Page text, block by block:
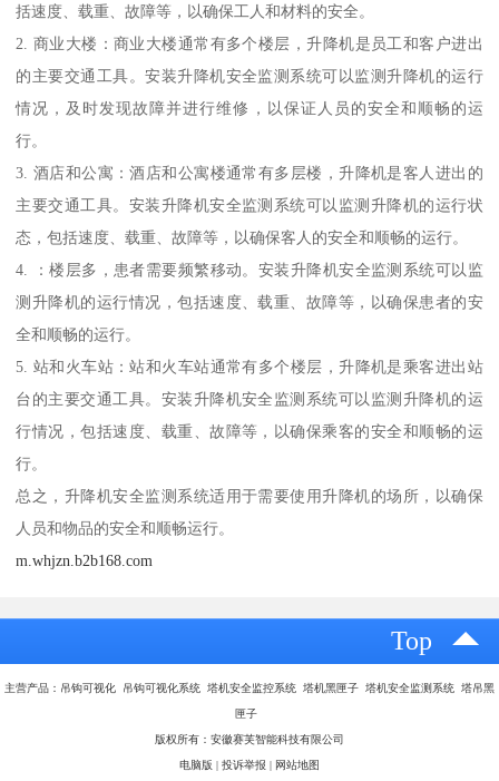
括速度、载重、故障等，以确保工人和材料的安全。
2. 商业大楼：商业大楼通常有多个楼层，升降机是员工和客户进出
的主要交通工具。安装升降机安全监测系统可以监测升降机的运行
情况，及时发现故障并进行维修，以保证人员的安全和顺畅的运
行。
3. 酒店和公寓：酒店和公寓楼通常有多层楼，升降机是客人进出的
主要交通工具。安装升降机安全监测系统可以监测升降机的运行状
态，包括速度、载重、故障等，以确保客人的安全和顺畅的运行。
4. ：楼层多，患者需要频繁移动。安装升降机安全监测系统可以监
测升降机的运行情况，包括速度、载重、故障等，以确保患者的安
全和顺畅的运行。
5. 站和火车站：站和火车站通常有多个楼层，升降机是乘客进出站
台的主要交通工具。安装升降机安全监测系统可以监测升降机的运
行情况，包括速度、载重、故障等，以确保乘客的安全和顺畅的运
行。
总之，升降机安全监测系统适用于需要使用升降机的场所，以确保
人员和物品的安全和顺畅运行。
m.whjzn.b2b168.com
Top
主营产品：吊钩可视化 吊钩可视化系统 塔机安全监控系统 塔机黑匣子 塔机安全监测系统 塔吊黑
匣子
版权所有：安徽赛芙智能科技有限公司
电脑版 投诉举报 网站地图